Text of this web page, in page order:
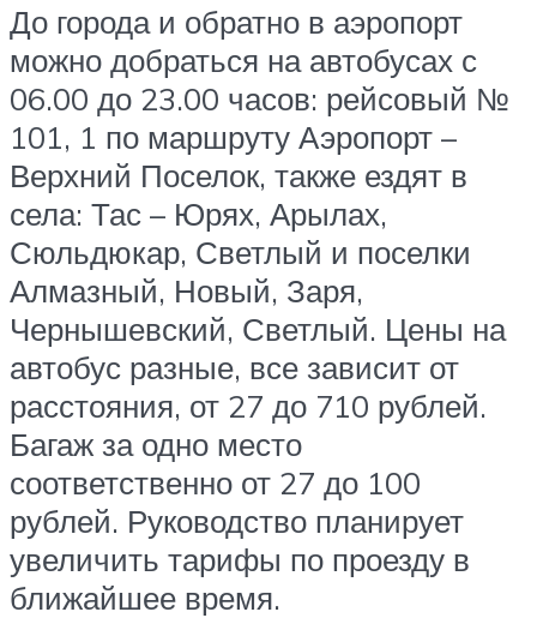
До города и обратно в аэропорт
можно добраться на автобусах с
06.00 до 23.00 часов: рейсовый №
101, 1 по маршруту Аэропорт –
Верхний Поселок, также ездят в
села: Тас – Юрях, Арылах,
Сюльдюкар, Светлый и поселки
Алмазный, Новый, Заря,
Чернышевский, Светлый. Цены на
автобус разные, все зависит от
расстояния, от 27 до 710 рублей.
Багаж за одно место
соответственно от 27 до 100
рублей. Руководство планирует
увеличить тарифы по проезду в
ближайшее время.